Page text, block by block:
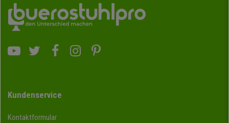
Kundenservice
Kontaktformular